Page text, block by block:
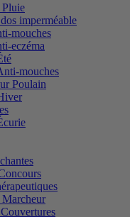
Pluie
imperméable
mouches
eczéma
mouches
Poulain
Marcheur